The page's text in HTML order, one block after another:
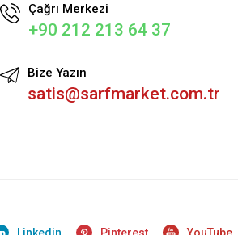
Çağrı Merkezi
+90 212 213 64 37
Bize Yazın
satis@sarfmarket.com.tr
Linkedin Pinterest YouTube